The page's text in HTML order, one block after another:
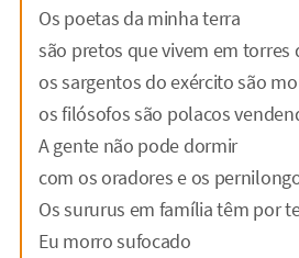
Os poetas da minha terra
são pretos que vivem em torres
os sargentos do exército são
os filósofos são polacos
A gente não pode dormir
com os oradores e os
Os sururus em família têm por
Eu morro sufocado